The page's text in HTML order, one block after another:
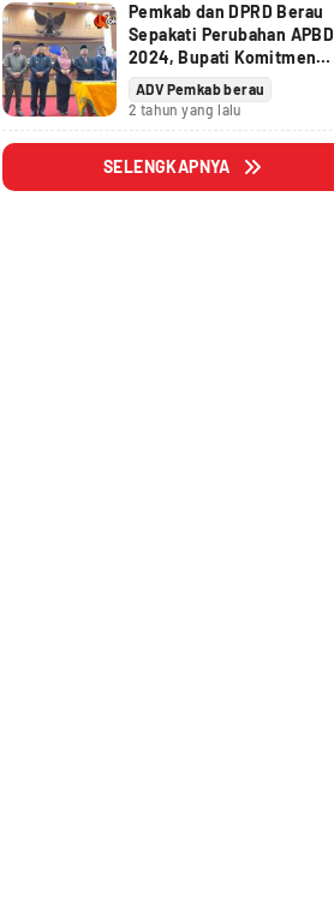
Pemkab dan DPRD Berau
Sepakati Perubahan APBD
2024, Bupati Komitmen
Tindak Lanjuti Pandangan
Fraksi
ADV Pemkab berau
2 tahun yang lalu
SELENGKAPNYA